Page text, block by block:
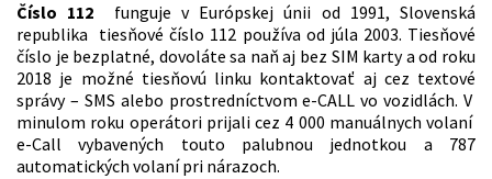
Číslo 112 funguje v Európskej únii od 1991, Slovenská
republika tiesňové číslo 112 používa od júla 2003. Tiesňové
číslo je bezplatné, dovoláte sa naň aj bez SIM karty a od roku
2018 je možné tiesňovú linku kontaktovať aj cez textové
správy – SMS alebo prostredníctvom e-CALL vo vozidlách. V
minulom roku operátori prijali cez 4 000 manuálnych volaní
e-Call vybavených touto palubnou jednotkou a 787
automatických volaní pri nárazoch.